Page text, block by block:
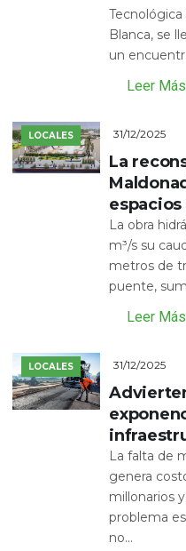
Blanca, se
un
Leer Más
LOCALES 31/12/2025
La
La obra
m³/s su
metros de
puente,
Leer Más
LOCALES 31/12/2025
La falta de
genera
millonarios
problema
no...